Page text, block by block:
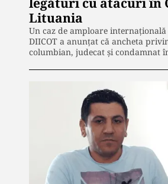
Lituania
Un caz de amploare
DIICOT a anunțat că ancheta
columbian, judecat și condamnat